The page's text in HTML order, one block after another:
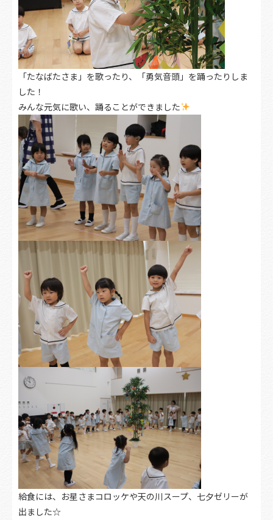
「たなばたさま」を歌ったり、「勇気音頭」を踊ったりしま
した！
みんな元気に歌い、踊ることができました
給食には、お星さまコロッケや天の川スープ、七夕ゼリーが
出ました☆